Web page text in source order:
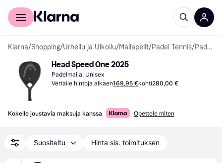
Kuluttajille
Klarna/Shopping/Urheilu ja Ulkoilu/Mailapelit/Padel Tennis/ Padelmailat
Head Speed One 2025
Padelmaila, Unisex
Vertaile hintoja alkaen169,95 €kohti280,00 €
Kokeile joustavia maksuja kanssa Opettele miten
Suositeltu Hinta sis. toimituksen